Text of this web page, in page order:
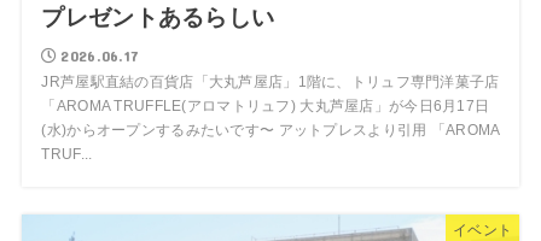
プレゼントあるらしい
2026.06.17
JR芦屋駅直結の百貨店「大丸芦屋店」1階に、トリュフ専門洋菓子店
「AROMA TRUFFLE(アロマトリュフ) 大丸芦屋店」が今日6月17日
(水)からオープンするみたいです〜 アットプレスより引用 「AROMA
TRUF...
イベント